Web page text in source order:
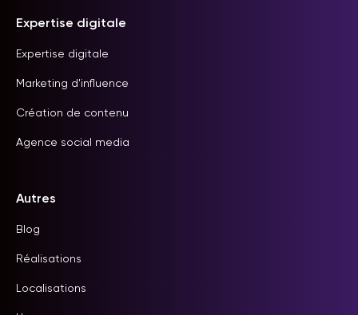
Expertise digitale
Expertise digitale
Marketing d'influence
Création de contenu
Agence social media
Autres
Blog
Réalisations
Localisations